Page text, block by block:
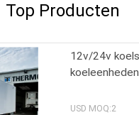
Top Producten
12v/24v
koeleenheden
USD MOQ:2